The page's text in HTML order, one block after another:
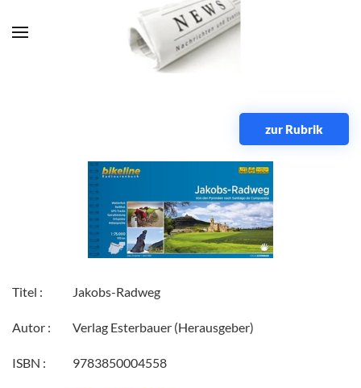
Zum Hauptinhalt springen
zur Rubrik
Titel : Jakobs-Radweg
Autor : Verlag Esterbauer (Herausgeber)
ISBN : 9783850004558